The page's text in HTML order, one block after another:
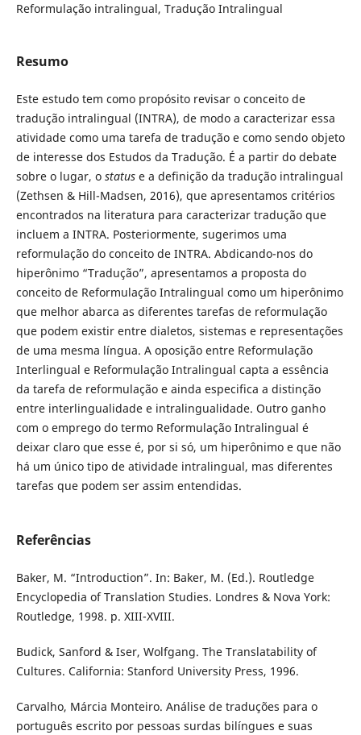
Reformulação intralingual, Tradução Intralingual
Resumo
Este estudo tem como propósito revisar o conceito de
tradução intralingual (INTRA), de modo a caracterizar essa
atividade como uma tarefa de tradução e como sendo objeto
de interesse dos Estudos da Tradução. É a partir do debate
sobre o lugar, o statuse a definição da tradução intralingual
(Zethsen & Hill-Madsen, 2016), que apresentamos critérios
encontrados na literatura para caracterizar tradução que
incluem a INTRA. Posteriormente, sugerimos uma
reformulação do conceito de INTRA. Abdicando-nos do
hiperônimo “Tradução”, apresentamos a proposta do
conceito de Reformulação Intralingual como um hiperônimo
que melhor abarca as diferentes tarefas de reformulação
que podem existir entre dialetos, sistemas e representações
de uma mesma língua. A oposição entre Reformulação
Interlingual e Reformulação Intralingual capta a essência
da tarefa de reformulação e ainda especifica a distinção
entre interlingualidade e intralingualidade. Outro ganho
com o emprego do termo Reformulação Intralingual é
deixar claro que esse é, por si só, um hiperônimo e que não
há um único tipo de atividade intralingual, mas diferentes
tarefas que podem ser assim entendidas.
Referências
Baker, M. “Introduction”. In: Baker, M. (Ed.). Routledge
Encyclopedia of Translation Studies. Londres & Nova York:
Routledge, 1998. p. XIII-XVIII.
Budick, Sanford & Iser, Wolfgang. The Translatability of
Cultures. California: Stanford University Press, 1996.
Carvalho, Márcia Monteiro. Análise de traduções para o
português escrito por pessoas surdas bilíngues e suas